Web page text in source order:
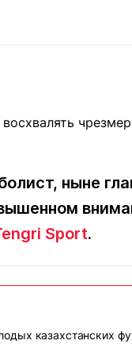
Реклама
ныне
Sport.
казахстанских